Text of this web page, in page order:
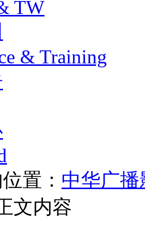
TW
& Training
置： 中华广
文内容